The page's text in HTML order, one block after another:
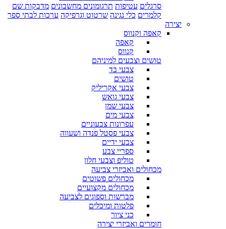
סרגלים עטיפות תרגומונים מחשבונים מדבקות שם
קלמרים כלי נגינה שרטוט וגרפיקה ערכות לבתי ספר
יצירה
קאפה וקנווס
קאפה
קנווס
טושים וצבעים למיניהם
צבעי בד
טושים
צבעי אקריליק
צבעי גואש
צבעי שמן
צבעי מים
עפרונות צבעוניים
צבעי פסטל פנדה ושעווה
צבעי ידיים
ספריי צבע
טוליפ וצבעי חלון
מכחולים ואביזרי צביעה
מכחולים פשוטים
מכחולים מקצועיים
מברשות וספוגים לצביעה
פלטות ומיכלים
כני ציור
חומרים ואביזרי יצירה